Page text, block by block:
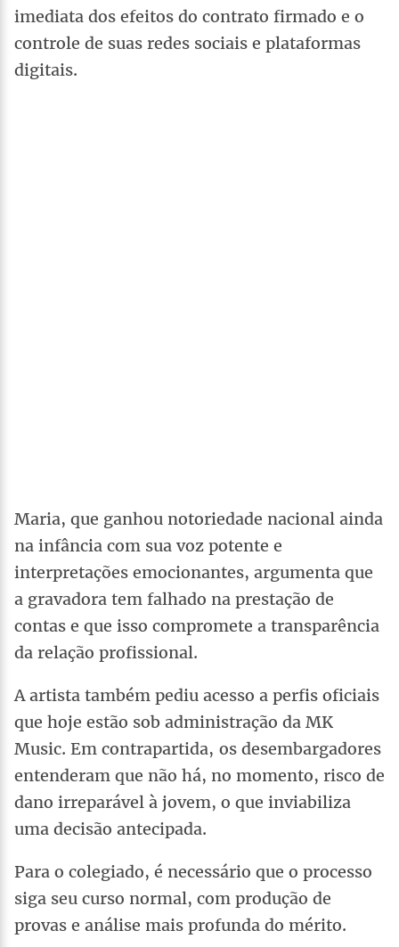
imediata dos efeitos do contrato firmado e o
controle de suas redes sociais e plataformas
digitais.
Maria, que ganhou notoriedade nacional ainda
na infância com sua voz potente e
interpretações emocionantes, argumenta que
a gravadora tem falhado na prestação de
contas e que isso compromete a transparência
da relação profissional.
A artista também pediu acesso a perfis oficiais
que hoje estão sob administração da MK
Music. Em contrapartida, os desembargadores
entenderam que não há, no momento, risco de
dano irreparável à jovem, o que inviabiliza
uma decisão antecipada.
Para o colegiado, é necessário que o processo
siga seu curso normal, com produção de
provas e análise mais profunda do mérito.